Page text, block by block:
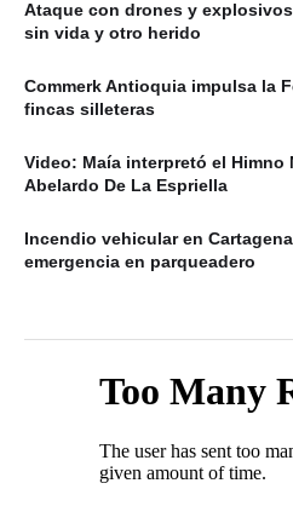
Ataque con drones y
sin vida y otro herido
Commerk Antioquia impulsa la
fincas silleteras
Video: Maía interpretó el
Abelardo De La Espriella
Incendio vehicular en
emergencia en parqueadero